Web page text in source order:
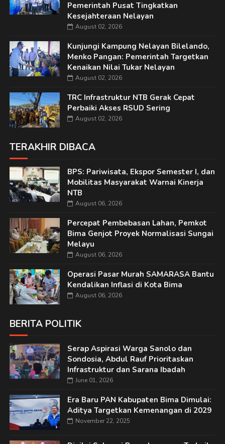
Pemerintah Pusat Tingkatkan
Kesejahteraan Nelayan
August 02, 2026
Kunjungi Kampung Nelayan Bilelando,
Menko Pangan: Pemerintah Targetkan
Kenaikan Nilai Tukar Nelayan
August 02, 2026
TRC Infrastruktur NTB Gerak Cepat
Perbaiki Akses RSUD Sering
August 02, 2026
TERAKHIR DIBACA
BPS: Pariwisata, Ekspor Semester I, dan
Mobilitas Masyarakat Warnai Kinerja
NTB
August 06, 2026
Percepat Pembebasan Lahan, Pemkot
Bima Genjot Proyek Normalisasi Sungai
Melayu
August 06, 2026
Operasi Pasar Murah SAMARASA Bantu
Kendalikan Inflasi di Kota Bima
August 06, 2026
BERITA POLITIK
Serap Aspirasi Warga Sanolo dan
Sondosia, Abdul Rauf Prioritaskan
Infrastruktur dan Sarana Ibadah
June 01, 2026
Era Baru PAN Kabupaten Bima Dimulai:
Aditya Targetkan Kemenangan di 2029
November 22, 2025